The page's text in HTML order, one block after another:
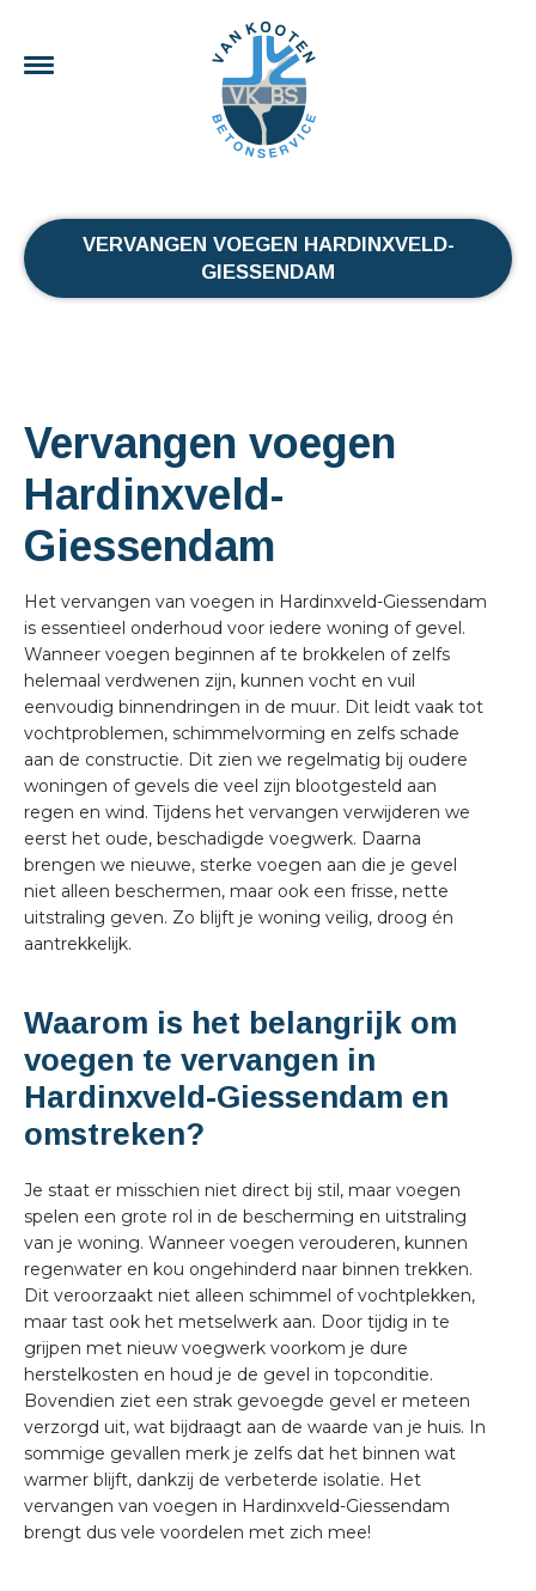
VERVANGEN VOEGEN HARDINXVELD-
GIESSENDAM
Vervangen voegen
Hardinxveld-
Giessendam
Het vervangen van voegen in Hardinxveld-Giessendam
is essentieel onderhoud voor iedere woning of gevel.
Wanneer voegen beginnen af te brokkelen of zelfs
helemaal verdwenen zijn, kunnen vocht en vuil
eenvoudig binnendringen in de muur. Dit leidt vaak tot
vochtproblemen, schimmelvorming en zelfs schade
aan de constructie. Dit zien we regelmatig bij oudere
woningen of gevels die veel zijn blootgesteld aan
regen en wind. Tijdens het vervangen verwijderen we
eerst het oude, beschadigde voegwerk. Daarna
brengen we nieuwe, sterke voegen aan die je gevel
niet alleen beschermen, maar ook een frisse, nette
uitstraling geven. Zo blijft je woning veilig, droog én
aantrekkelijk.
Waarom is het belangrijk om
voegen te vervangen in
Hardinxveld-Giessendam en
omstreken?
Je staat er misschien niet direct bij stil, maar voegen
spelen een grote rol in de bescherming en uitstraling
van je woning. Wanneer voegen verouderen, kunnen
regenwater en kou ongehinderd naar binnen trekken.
Dit veroorzaakt niet alleen schimmel of vochtplekken,
maar tast ook het metselwerk aan. Door tijdig in te
grijpen met nieuw voegwerk voorkom je dure
herstelkosten en houd je de gevel in topconditie.
Bovendien ziet een strak gevoegde gevel er meteen
verzorgd uit, wat bijdraagt aan de waarde van je huis. In
sommige gevallen merk je zelfs dat het binnen wat
warmer blijft, dankzij de verbeterde isolatie. Het
vervangen van voegen in Hardinxveld-Giessendam
brengt dus vele voordelen met zich mee!